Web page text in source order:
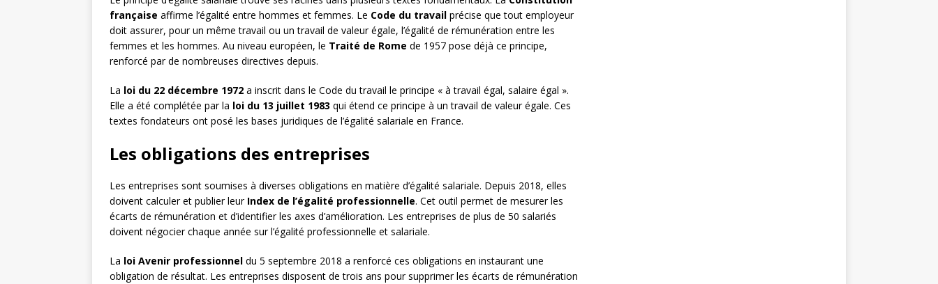
française affirme l’égalité entre hommes et femmes. Le Code du travail précise que tout employeur
doit assurer, pour un même travail ou un travail de valeur égale, l’égalité de rémunération entre les
femmes et les hommes. Au niveau européen, le Traité de Rome de 1957 pose déjà ce principe,
renforcé par de nombreuses directives depuis.
La loi du 22 décembre 1972 a inscrit dans le Code du travail le principe « à travail égal, salaire égal ».
Elle a été complétée par la loi du 13 juillet 1983 qui étend ce principe à un travail de valeur égale. Ces
textes fondateurs ont posé les bases juridiques de l’égalité salariale en France.
Les obligations des entreprises
Les entreprises sont soumises à diverses obligations en matière d’égalité salariale. Depuis 2018, elles
doivent calculer et publier leur Index de l’égalité professionnelle. Cet outil permet de mesurer les
écarts de rémunération et d’identifier les axes d’amélioration. Les entreprises de plus de 50 salariés
doivent négocier chaque année sur l’égalité professionnelle et salariale.
La loi Avenir professionnel du 5 septembre 2018 a renforcé ces obligations en instaurant une
obligation de résultat. Les entreprises disposent de trois ans pour supprimer les écarts de rémunération